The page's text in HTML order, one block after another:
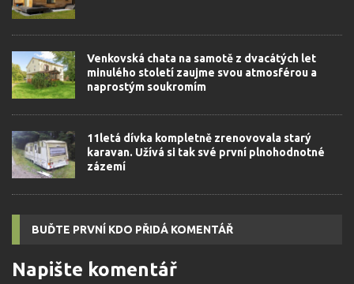
Venkovská chata na samotě z dvacátých let
minulého století zaujme svou atmosférou a
naprostým soukromím
11letá dívka kompletně zrenovovala starý
karavan. Užívá si tak své první plnohodnotné
zázemí
BUĎTE PRVNÍ KDO PŘIDÁ KOMENTÁŘ
Napište komentář